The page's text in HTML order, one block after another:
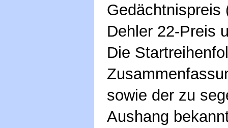
Gedächtnispreis
Dehler 22-Preis
Die
sowie der zu
Aushang